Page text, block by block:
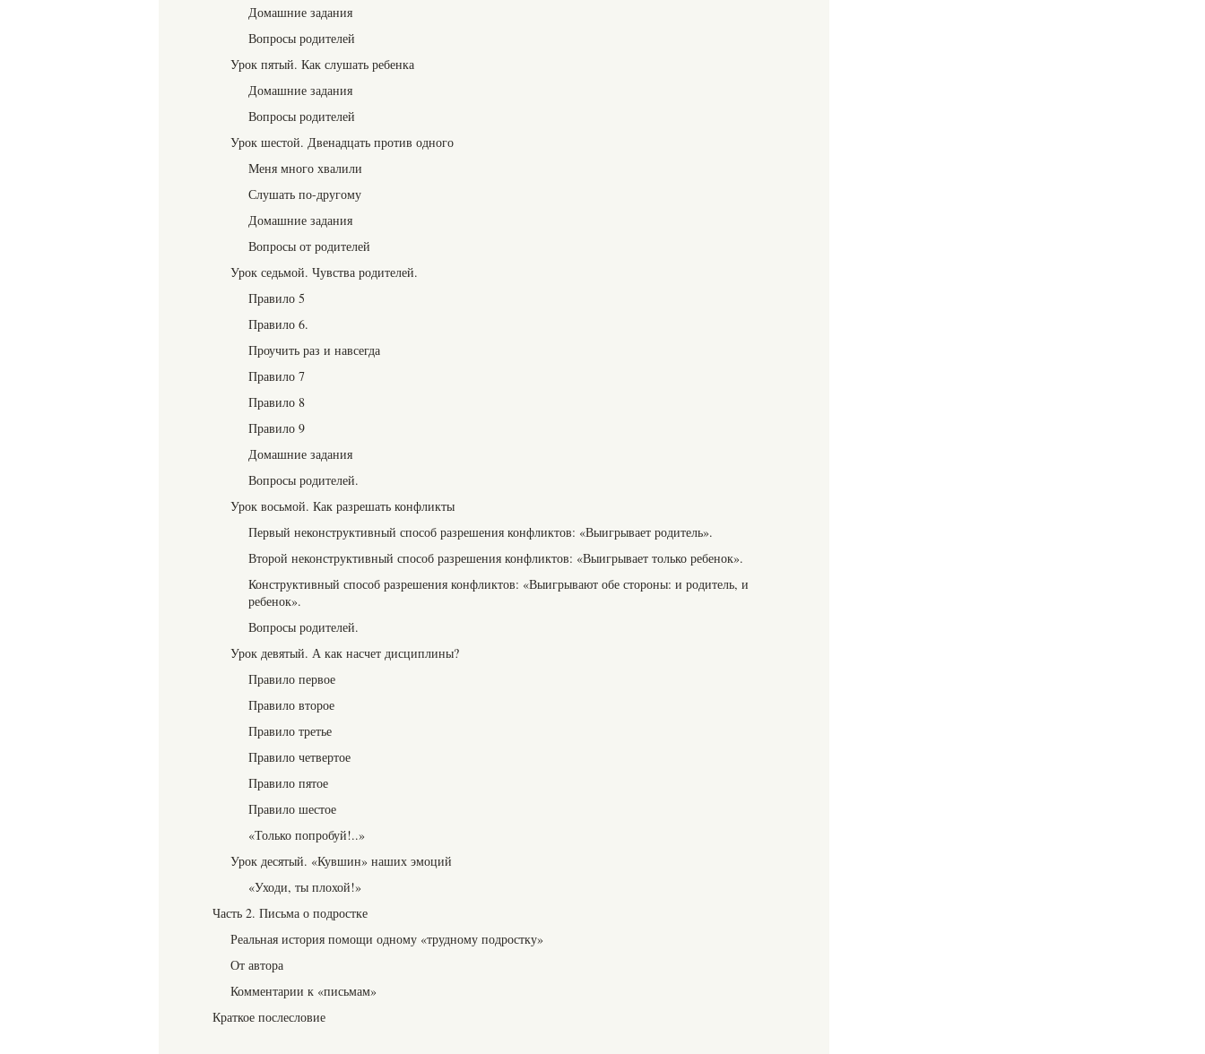
Домашние задания
Вопросы родителей
Урок пятый. Как слушать ребенка
Домашние задания
Вопросы родителей
Урок шестой. Двенадцать против одного
Меня много хвалили
Слушать по-другому
Домашние задания
Вопросы от родителей
Урок седьмой. Чувства родителей.
Правило 5
Правило 6.
Проучить раз и навсегда
Правило 7
Правило 8
Правило 9
Домашние задания
Вопросы родителей.
Урок восьмой. Как разрешать конфликты
Первый неконструктивный способ разрешения конфликтов: «Выигрывает родитель».
Второй неконструктивный способ разрешения конфликтов: «Выигрывает только ребенок».
Конструктивный способ разрешения конфликтов: «Выигрывают обе стороны: и родитель, и
ребенок».
Вопросы родителей.
Урок девятый. А как насчет дисциплины?
Правило первое
Правило второе
Правило третье
Правило четвертое
Правило пятое
Правило шестое
«Только попробуй!..»
Урок десятый. «Кувшин» наших эмоций
«Уходи, ты плохой!»
Часть 2. Письма о подростке
Реальная история помощи одному «трудному подростку»
От автора
Комментарии к «письмам»
Краткое послесловие